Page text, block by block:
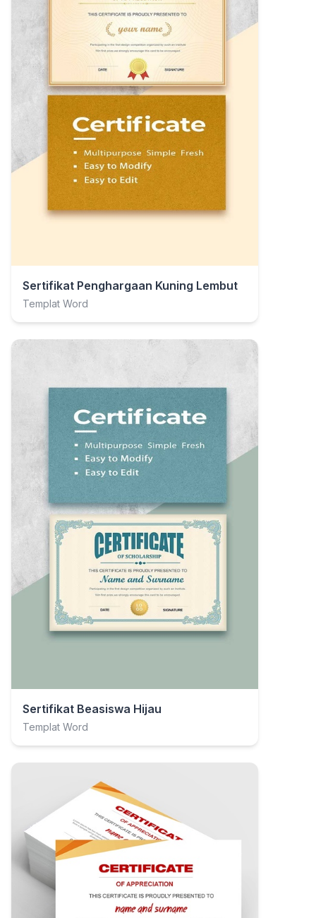
Sertifikat Penghargaan Kuning Lembut
Templat Word
Sertifikat Beasiswa Hijau
Templat Word